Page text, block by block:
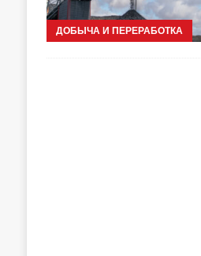
ДОБЫЧА И ПЕРЕРАБОТКА